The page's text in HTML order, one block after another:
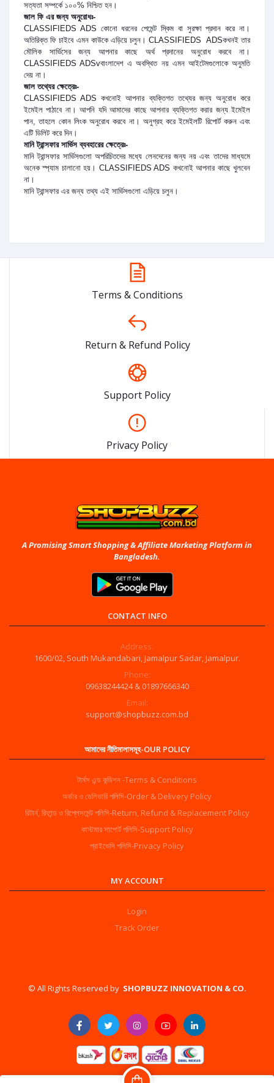
সত্যতা সম্পর্কে ১০০% নিশ্চিত হন।
জাল ফি এর জন্য অনুরোধঃ-
CLASSIFIEDS ADS কোনো ধরনের পেমেন্ট স্কিম বা সুরক্ষা প্রদান করে না।
অতিরিক্ত ফি চাইবে এমন কাউকে এড়িয়ে চলুন। CLASSIFIEDS ADSকখনই তার
মৌলিক সার্ভিসেরজন্য আপনার কাছে অর্থ প্রদানের অনুরোধ করবে না।
CLASSIFIEDS ADSvবাংলাদেশ এ অবস্থিত নয় এমন আইটেমগুলোকে অনুমতি
দেয় না।
জাল তথ্যের ক্ষেত্রেঃ-
CLASSIFIEDS ADS কখনোই আপনার ব্যক্তিগত তথ্যের জন্য অনুরোধ করে
ইমেইল পাঠাবে না। আপনি যদি আমাদের কাছে আপনার ব্যক্তিগত করার জন্য ইমেইল
পান,তাহলে কোন লিংক অনুরোধ করবে না। অনুগ্রহ করে ইমেইলটি রিপোর্ট করুন এবং
এটি ডিলিট করে দিন।
মানি ট্রান্সফার সার্ভিস ব্যবহারের ক্ষেত্রেঃ-
মানি ট্রান্সফার সার্ভিসগুলো অপরিচিতদের মধ্যে লেনদেনের জন্য নয় এবং তাদের মাধ্যমে
অনেক স্প্যাম চালানো হয়। CLASSIFIEDS ADS কখনোই আপনার কাছে খুলবেন
না।
মানি ট্রান্সফার এর জন্য তথ্য এই সার্ভিসগুলো এড়িয়ে চলুন।
Terms & Conditions
Return & Refund Policy
Support Policy
Privacy Policy
A Promising Smart Shopping & Affiliate Marketing Platform in
Bangladesh.
CONTACT INFO
Address:
1600/02, South Mukandabari, Jamalpur Sadar, Jamalpur.
Phone:
09638244424 & 01897666340
Email:
support@shopbuzz.com.bd
আমাদের নীতিমালাসমূহ-OUR POLICY
টার্মস এন্ড কন্ডিশন -Terms & Conditions
অর্ডার ও ডেলিভারি পলিসি-Order & Delivery Policy
রিটার্ন, রিফান্ড ও রিপ্লেসমেন্ট পলিসি-Return, Refund & Replacement Policy
কাস্টমার সাপোর্ট পলিসি-Support Policy
প্রাইভেসি পলিসি-Privacy Policy
MY ACCOUNT
Login
Track Order
©️ All Rights Reserved by SHOPBUZZ INNOVATION & CO.